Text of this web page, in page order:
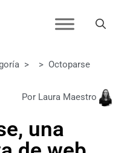
> > Octoparse
Por Laura Maestro
una